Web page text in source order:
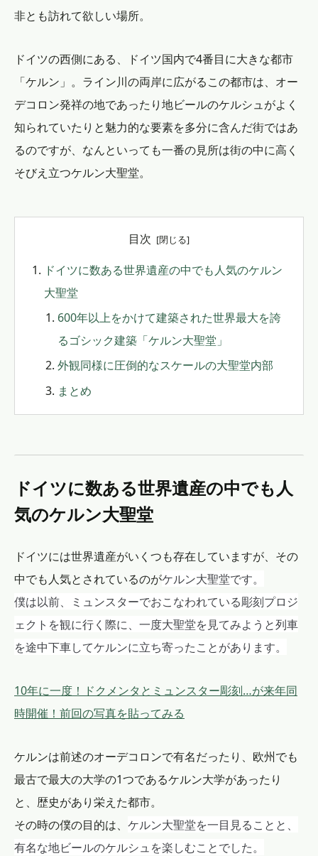
非とも訪れて欲しい場所。
ドイツの西側にある、ドイツ国内で4番目に大きな都市
「ケルン」。ライン川の両岸に広がるこの都市は、オー
デコロン発祥の地であったり地ビールのケルシュがよく
知られていたりと魅力的な要素を多分に含んだ街ではあ
るのですが、なんといっても一番の見所は街の中に高く
そびえ立つケルン大聖堂。
目次
ドイツに数ある世界遺産の中でも人気のケルン
大聖堂
600年以上をかけて建築された世界最大を誇
るゴシック建築「ケルン大聖堂」
外観同様に圧倒的なスケールの大聖堂内部
まとめ
ドイツに数ある世界遺産の中でも人
気のケルン大聖堂
ドイツには世界遺産がいくつも存在していますが、その
中でも人気とされているのがケルン大聖堂です。
僕は以前、ミュンスターでおこなわれている彫刻プロジ
ェクトを観に行く際に、一度大聖堂を見てみようと列車
を途中下車してケルンに立ち寄ったことがあります。
10年に一度！ドクメンタとミュンスター彫刻…が来年同
時開催！前回の写真を貼ってみる
ケルンは前述のオーデコロンで有名だったり、欧州でも
最古で最大の大学の1つであるケルン大学があったり
と、歴史があり栄えた都市。
その時の僕の目的は、 ケルン大聖堂を一目見ることと、
有名な地ビールのケルシュを楽しむことでした。